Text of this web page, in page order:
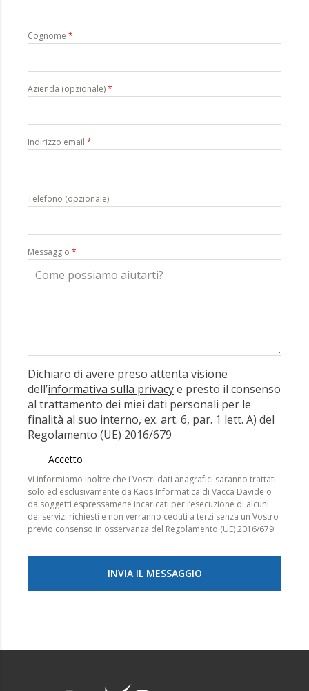
Cognome *
Azienda (opzionale)*
Indirizzo email *
Telefono (opzionale)
Messaggio *
Dichiaro di avere preso attenta visione
dell’informativa sulla privacye presto il consenso
al trattamento dei miei dati personali per le
finalità al suo interno, ex. art. 6, par. 1 lett. A) del
Regolamento (UE) 2016/679
Accetto
Vi informiamo inoltre che i Vostri dati anagrafici saranno trattati
solo ed esclusivamente da Kaos Informatica di Vacca Davide o
da soggetti espressamene incaricati per l’esecuzione di alcuni
dei servizi richiesti e non verranno ceduti a terzi senza un Vostro
previo consenso in osservanza del Regolamento (UE) 2016/679
INVIA IL MESSAGGIO